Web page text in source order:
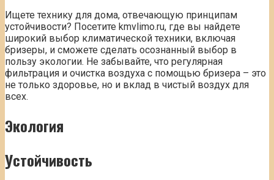
Ищете технику для дома, отвечающую принципам
устойчивости? Посетите kmvlimo.ru, где вы найдете
широкий выбор климатической техники, включая
бризеры, и сможете сделать осознанный выбор в
пользу экологии. Не забывайте, что регулярная
фильтрация и очистка воздуха с помощью бризера – это
не только здоровье, но и вклад в чистый воздух для
всех.
Экология
Устойчивость